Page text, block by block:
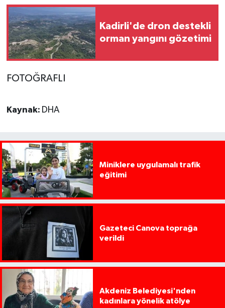
Kadirli'de dron destekli
orman yangını gözetimi
FOTOĞRAFLI
Kaynak: DHA
Miniklere uygulamalı trafik
eğitimi
Gazeteci Canova toprağa
verildi
Akdeniz Belediyesi'nden
kadınlara yönelik atölye